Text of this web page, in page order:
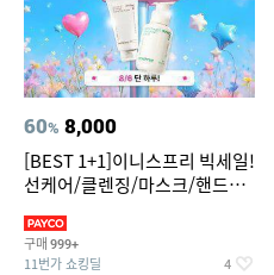
60% 8,000
[BEST 1+1]이니스프리 빅세일!
선케어/클렌징/마스크/핸드크
구매 999+
11번가 쇼킹딜 4